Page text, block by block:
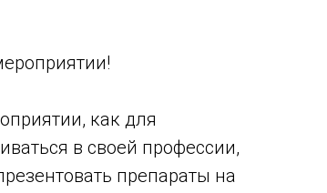
как для
в своей профессии,
препараты на